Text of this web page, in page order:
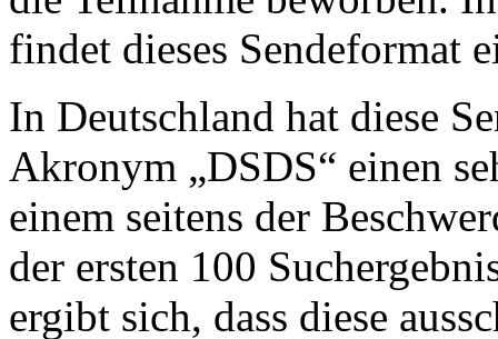
findet dieses Sendeformat
In Deutschland hat diese
Akronym „DSDS“ einen
einem seitens der
der ersten 100
ergibt sich, dass diese